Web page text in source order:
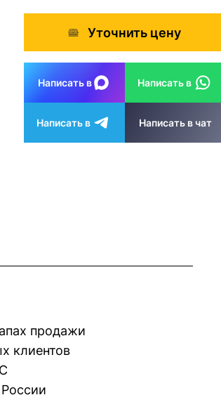
Уточнить цену
Написать в Написать в
Написать в Написать в чат
продажи
клиентов